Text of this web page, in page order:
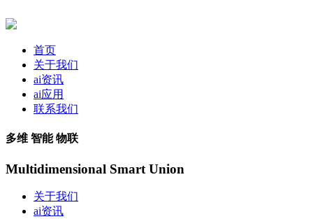
首页
关于我们
ai资讯
ai应用
联系我们
多维 智能 物联
Multidimensional Smart Union
关于我们
ai资讯